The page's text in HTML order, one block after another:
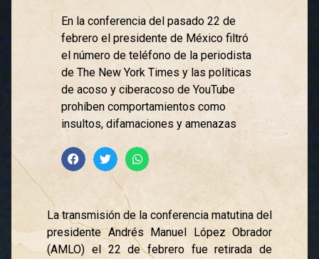
En la conferencia del pasado 22 de
febrero el presidente de México filtró
el número de teléfono de la periodista
de The New York Times y las políticas
de acoso y ciberacoso de YouTube
prohíben comportamientos como
insultos, difamaciones y amenazas
La transmisión de la conferencia matutina del
presidente Andrés Manuel López Obrador
(AMLO) el 22 de febrero fue retirada de